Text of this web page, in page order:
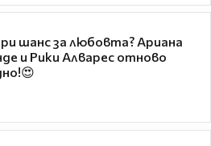
шанс за любовта? Ариана
и Рики Алварес отново